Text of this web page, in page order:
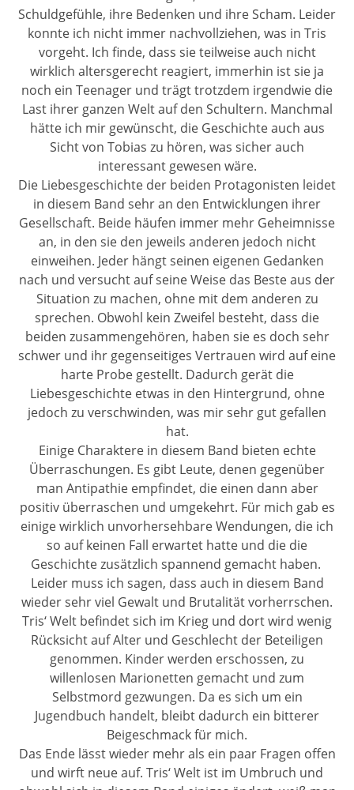
Schuldgefühle, ihre Bedenken und ihre Scham. Leider
konnte ich nicht immer nachvollziehen, was in Tris
vorgeht. Ich finde, dass sie teilweise auch nicht
wirklich altersgerecht reagiert, immerhin ist sie ja
noch ein Teenager und trägt trotzdem irgendwie die
Last ihrer ganzen Welt auf den Schultern. Manchmal
hätte ich mir gewünscht, die Geschichte auch aus
Sicht von Tobias zu hören, was sicher auch
interessant gewesen wäre.
Die Liebesgeschichte der beiden Protagonisten leidet
in diesem Band sehr an den Entwicklungen ihrer
Gesellschaft. Beide häufen immer mehr Geheimnisse
an, in den sie den jeweils anderen jedoch nicht
einweihen. Jeder hängt seinen eigenen Gedanken
nach und versucht auf seine Weise das Beste aus der
Situation zu machen, ohne mit dem anderen zu
sprechen. Obwohl kein Zweifel besteht, dass die
beiden zusammengehören, haben sie es doch sehr
schwer und ihr gegenseitiges Vertrauen wird auf eine
harte Probe gestellt. Dadurch gerät die
Liebesgeschichte etwas in den Hintergrund, ohne
jedoch zu verschwinden, was mir sehr gut gefallen
hat.
Einige Charaktere in diesem Band bieten echte
Überraschungen. Es gibt Leute, denen gegenüber
man Antipathie empfindet, die einen dann aber
positiv überraschen und umgekehrt. Für mich gab es
einige wirklich unvorhersehbare Wendungen, die ich
so auf keinen Fall erwartet hatte und die die
Geschichte zusätzlich spannend gemacht haben.
Leider muss ich sagen, dass auch in diesem Band
wieder sehr viel Gewalt und Brutalität vorherrschen.
Tris‘ Welt befindet sich im Krieg und dort wird wenig
Rücksicht auf Alter und Geschlecht der Beteiligen
genommen. Kinder werden erschossen, zu
willenlosen Marionetten gemacht und zum
Selbstmord gezwungen. Da es sich um ein
Jugendbuch handelt, bleibt dadurch ein bitterer
Beigeschmack für mich.
Das Ende lässt wieder mehr als ein paar Fragen offen
und wirft neue auf. Tris‘ Welt ist im Umbruch und